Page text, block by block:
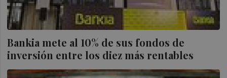
Bankia mete al 10% de sus fondos de
inversión entre los diez más rentables